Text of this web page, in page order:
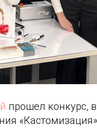
прошел конкурс,